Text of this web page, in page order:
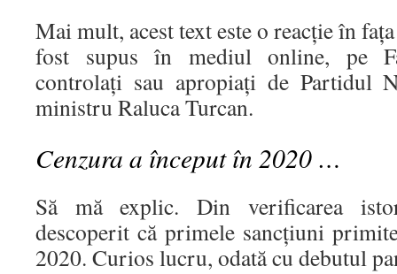
Mai mult, acest text este o reacție în
fost supus în mediul online, pe
controlați sau apropiați de Partidul
ministru Raluca Turcan.
Cenzura a început în 2020 …
Să mă explic. Din verificarea
descoperit că primele sancțiuni
2020. Curios lucru, odată cu debutul